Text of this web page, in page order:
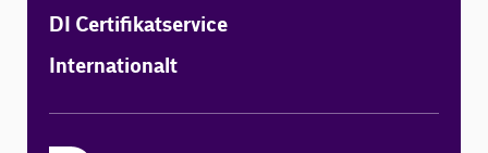
DI Certifikatservice
Internationalt